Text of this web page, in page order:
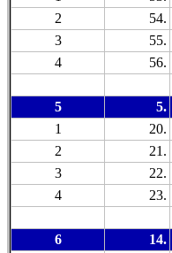
2
54.
3
55.
4
56.
5 5.
1
20.
2
21.
3
22.
4
23.
6 14.